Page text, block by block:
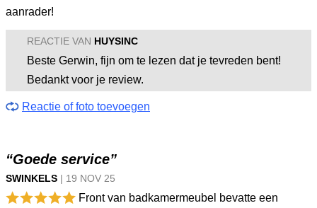
aanrader!
REACTIE VAN HUYSINC
Beste Gerwin, fijn om te lezen dat je tevreden bent!
Bedankt voor je review.
Reactie of foto toevoegen
“Goede service”
SWINKELS | 19 NOV 25
Front van badkamermeubel bevatte een